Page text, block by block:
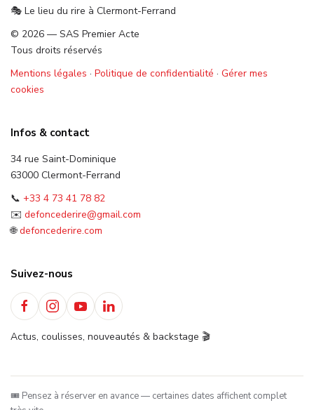
🎭 Le lieu du rire à Clermont-Ferrand
© 2026 — SAS Premier Acte
Tous droits réservés
Mentions légales · Politique de confidentialité · Gérer mes
cookies
Infos & contact
34 rue Saint-Dominique
63000 Clermont-Ferrand
📞 +33 4 73 41 78 82
✉️ defoncederire@gmail.com
🌐defoncederire.com
Suivez-nous
Actus, coulisses, nouveautés & backstage 🎬
🎟️ Pensez à réserver en avance — certaines dates affichent complet